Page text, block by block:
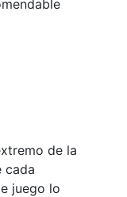
de la
cada
juego lo